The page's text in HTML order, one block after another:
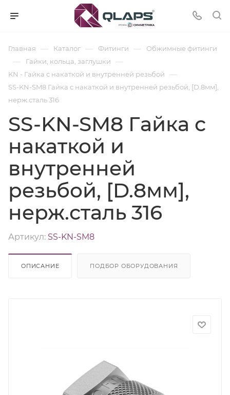
Главная — Каталог — Фитинги — Обжимные фитинги
— Гайки, кольца, заглушки —
KN - Гайка с накаткой и внутренней резьбой —
SS-KN-SM8 Гайка с накаткой и внутренней резьбой, [D.8мм],
нерж.сталь 316
SS-KN-SM8 Гайка с
накаткой и
внутренней
резьбой, [D.8мм],
нерж.сталь 316
Артикул: SS-KN-SM8
ОПИСАНИЕ ПОДБОР ОБОРУДОВАНИЯ